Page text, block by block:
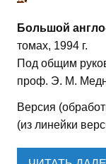
Большой
томах, 1994 г.
Под общим
проф. Э. М.
Версия
(из линейки